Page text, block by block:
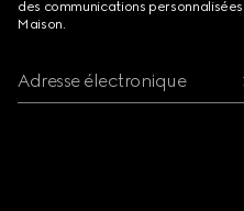
des communications
Maison.
Adresse électronique